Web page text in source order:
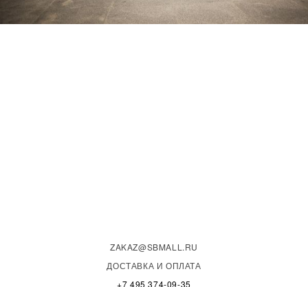
ZAKAZ@SBMALL.RU
ДОСТАВКА И ОПЛАТА
+7 495 374-09-35